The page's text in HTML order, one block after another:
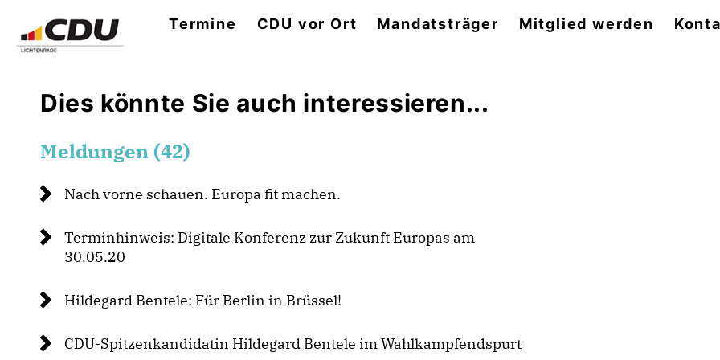
Termine CDU vor Ort Mandatsträger Mitglied werden
Dies könnte Sie auch interessieren...
Meldungen (42)
Nach vorne schauen. Europa fit machen.
Terminhinweis: Digitale Konferenz zur Zukunft Europas am
30.05.20
Hildegard Bentele: Für Berlin in Brüssel!
CDU-Spitzenkandidatin Hildegard Bentele im Wahlkampfendspurt